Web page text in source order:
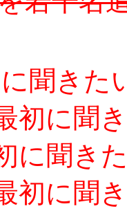
聞きた
初に聞
に聞き
初に聞